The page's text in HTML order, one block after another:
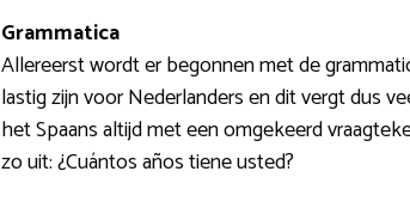
Grammatica
Allereerst wordt er begonnen met de
lastig zijn voor Nederlanders en dit vergt dus
het Spaans altijd met een omgekeerd
zo uit: ¿Cuántos años tiene usted?